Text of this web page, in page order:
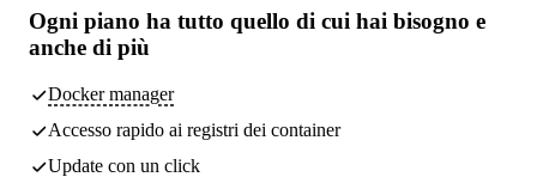
Ogni piano ha tutto quello di cui hai bisogno e
anche di più
Docker manager
Accesso rapido ai registri dei container
Update con un click